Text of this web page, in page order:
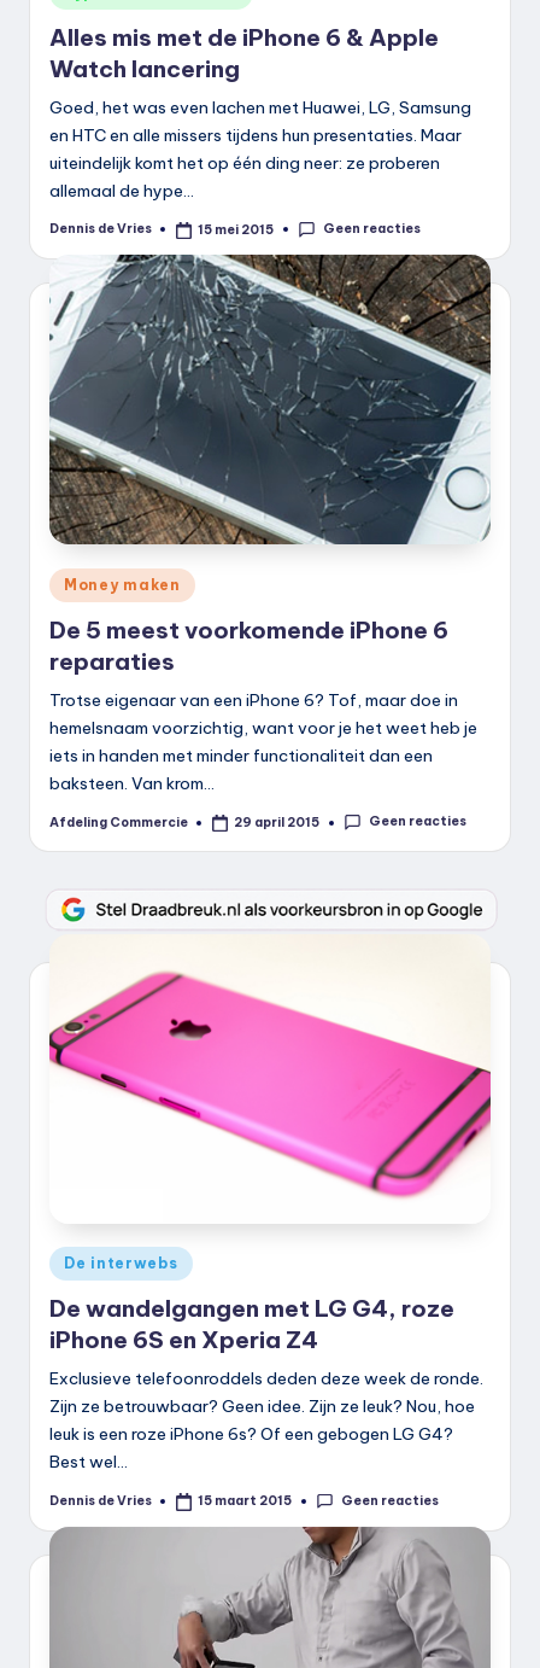
in
Alles mis met de iPhone 6 & Apple
Watch lancering
Goed, het was even lachen met Huawei, LG, Samsung
en HTC en alle missers tijdens hun presentaties. Maar
uiteindelijk komt het op één ding neer: ze proberen
allemaal de hype…
Geplaatst
Dennis de Vries 15 mei 2015 Geen reacties
Geplaatst
in
Money maken
De 5 meest voorkomende iPhone 6
reparaties
Trotse eigenaar van een iPhone 6? Tof, maar doe in
hemelsnaam voorzichtig, want voor je het weet heb je
iets in handen met minder functionaliteit dan een
baksteen. Van krom…
Geplaatst
Afdeling Commercie 29 april 2015 Geen reacties
Geplaatst
in
De interwebs
De wandelgangen met LG G4, roze
iPhone 6S en Xperia Z4
Exclusieve telefoonroddels deden deze week de ronde.
Zijn ze betrouwbaar? Geen idee. Zijn ze leuk? Nou, hoe
leuk is een roze iPhone 6s? Of een gebogen LG G4?
Best wel…
Geplaatst
Dennis de Vries 15 maart 2015 Geen reacties